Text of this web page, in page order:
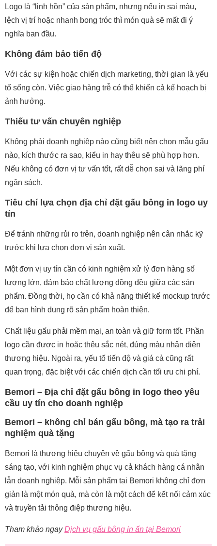
Logo là “linh hồn” của sản phẩm, nhưng nếu in sai màu,
lệch vị trí hoặc nhanh bong tróc thì món quà sẽ mất đi ý
nghĩa ban đầu.
Không đảm bảo tiến độ
Với các sự kiện hoặc chiến dịch marketing, thời gian là yếu
tố sống còn. Việc giao hàng trễ có thể khiến cả kế hoạch bị
ảnh hưởng.
Thiếu tư vấn chuyên nghiệp
Không phải doanh nghiệp nào cũng biết nên chọn mẫu gấu
nào, kích thước ra sao, kiểu in hay thêu sẽ phù hợp hơn.
Nếu không có đơn vị tư vấn tốt, rất dễ chọn sai và lãng phí
ngân sách.
Tiêu chí lựa chọn địa chỉ đặt gấu bông in logo uy
tín
Để tránh những rủi ro trên, doanh nghiệp nên cân nhắc kỹ
trước khi lựa chọn đơn vị sản xuất.
Một đơn vị uy tín cần có kinh nghiệm xử lý đơn hàng số
lượng lớn, đảm bảo chất lượng đồng đều giữa các sản
phẩm. Đồng thời, họ cần có khả năng thiết kế mockup trước
để bạn hình dung rõ sản phẩm hoàn thiện.
Chất liệu gấu phải mềm mại, an toàn và giữ form tốt. Phần
logo cần được in hoặc thêu sắc nét, đúng màu nhận diện
thương hiệu. Ngoài ra, yếu tố tiến độ và giá cả cũng rất
quan trọng, đặc biệt với các chiến dịch cần tối ưu chi phí.
Bemori – Địa chỉ đặt gấu bông in logo theo yêu
cầu uy tín cho doanh nghiệp
Bemori – không chỉ bán gấu bông, mà tạo ra trải
nghiệm quà tặng
Bemori là thương hiệu chuyên về gấu bông và quà tặng
sáng tạo, với kinh nghiệm phục vụ cả khách hàng cá nhân
lẫn doanh nghiệp. Mỗi sản phẩm tại Bemori không chỉ đơn
giản là một món quà, mà còn là một cách để kết nối cảm xúc
và truyền tải thông điệp thương hiệu.
Tham khảo ngayDịch vụ gấu bông in ấn tại Bemori